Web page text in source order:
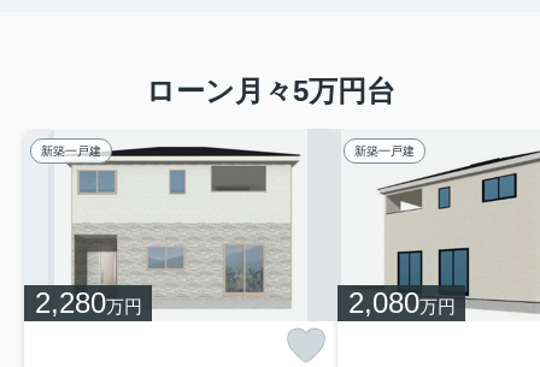
ローン月々5万円台
新築一戸建
2,280万円
新築一戸建
2,080万円